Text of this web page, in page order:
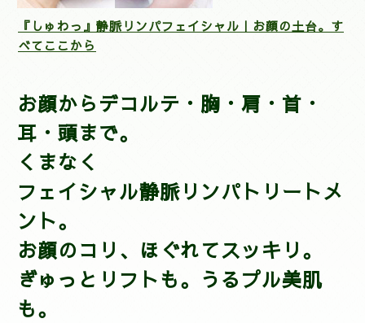
『しゅわっ』静脈リンパフェイシャル｜お顔の土台。す
べてここから
お顔からデコルテ・ 胸・肩・首・
耳・頭まで。
くまなく
フェイシャル静脈リンパトリートメ
ント。
お顔のコリ、ほぐれてスッキリ。
ぎゅっとリフトも。うるプル美肌
も。